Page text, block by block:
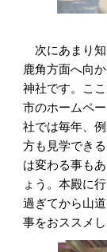
次にあまり知
鹿角方面へ向
神社です。こ
市のホームペ
社では毎年、
方も見学でき
は変わる事も
ょう。本殿に
過ぎてから山
事をおススメし